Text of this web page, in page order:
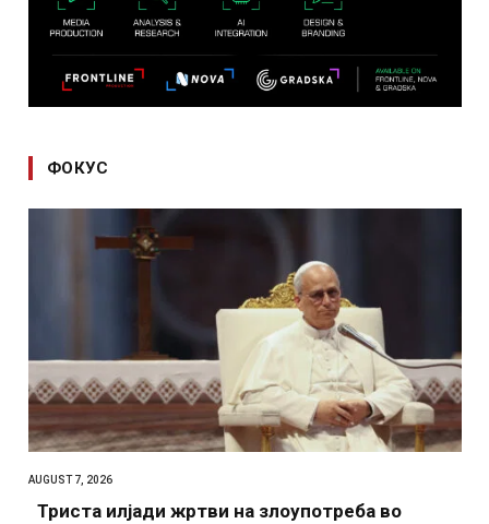
ФОКУС
AUGUST 7, 2026
Триста илјади жртви на злоупотреба во